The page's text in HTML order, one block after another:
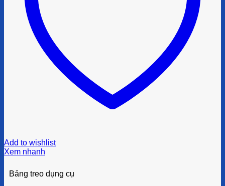
Add to wishlist
Xem nhanh
Bảng treo dụng cụ